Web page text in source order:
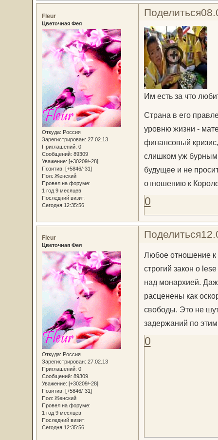
Поделиться
Fleur
Цветочная Фея
Откуда: Россия
Зарегистрирован: 27.02.13
Приглашений: 0
Сообщений: 89309
Уважение: [+30209/-28]
Позитив: [+5846/-31]
Пол: Женский
Провел на форуме:
1 год 9 месяцев
Последний визит:
Сегодня 12:35:56
Им есть за что
Страна в его
уровню жизни -
финансовый
слишком уж бурным
будущее и не
отношению к
0
Поделиться
Fleur
Цветочная Фея
Откуда: Россия
Зарегистрирован: 27.02.13
Приглашений: 0
Сообщений: 89309
Уважение: [+30209/-28]
Позитив: [+5846/-31]
Пол: Женский
Провел на форуме:
1 год 9 месяцев
Последний визит:
Сегодня 12:35:56
Любое отношение к
строгий закон о
над монархией.
расценены как
свободы. Это не
задержаний по
0